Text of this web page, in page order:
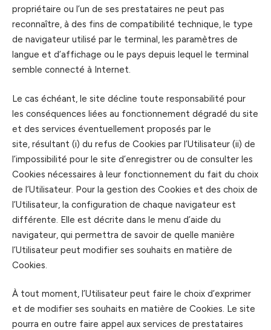
propriétaire ou l’un de ses prestataires ne peut pas
reconnaître, à des fins de compatibilité technique, le type
de navigateur utilisé par le terminal, les paramètres de
langue et d’affichage ou le pays depuis lequel le terminal
semble connecté à Internet.
Le cas échéant, le site décline toute responsabilité pour
les conséquences liées au fonctionnement dégradé du site
et des services éventuellement proposés par le
site, résultant (i) du refus de Cookies par l’Utilisateur (ii) de
l’impossibilité pour le site d’enregistrer ou de consulter les
Cookies nécessaires à leur fonctionnement du fait du choix
de l’Utilisateur. Pour la gestion des Cookies et des choix de
l’Utilisateur, la configuration de chaque navigateur est
différente. Elle est décrite dans le menu d’aide du
navigateur, qui permettra de savoir de quelle manière
l’Utilisateur peut modifier ses souhaits en matière de
Cookies.
À tout moment, l’Utilisateur peut faire le choix d’exprimer
et de modifier ses souhaits en matière de Cookies. Le site
pourra en outre faire appel aux services de prestataires